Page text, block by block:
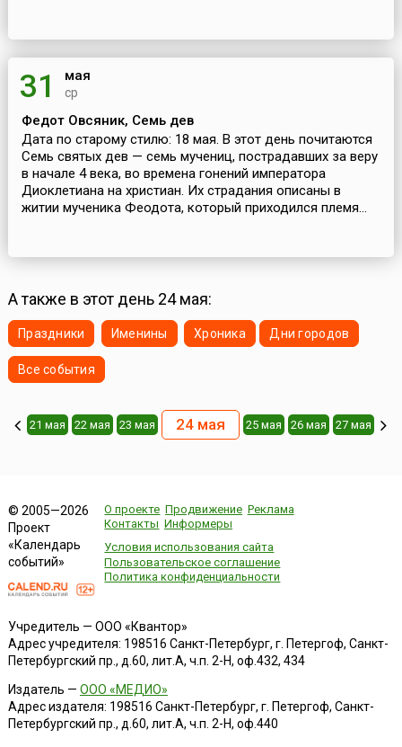
31 мая
ср
Федот Овсяник, Семь дев
Дата по старому стилю: 18 мая. В этот день почитаются
Семь святых дев — семь мучениц, пострадавших за веру
в начале 4 века, во времена гонений императора
Диоклетиана на христиан. Их страдания описаны в
житии мученика Феодота, который приходился племя...
А также в этот день 24 мая:
Праздники Именины Хроника Дни городов
Все события
21 мая 22 мая 23 мая 24 мая 25 мая 26 мая 27 мая
© 2005—2026
Проект
«Календарь
событий»
О проекте Продвижение Реклама
Контакты Информеры
Условия использования сайта
Пользовательское соглашение
Политика конфиденциальности
Учредитель — ООО «Квантор»
Адрес учредителя: 198516 Санкт-Петербург, г. Петергоф, Санкт-
Петербургский пр., д.60, лит.А, ч.п. 2-Н, оф.432, 434
Издатель — ООО «МЕДИО»
Адрес издателя: 198516 Санкт-Петербург, г. Петергоф, Санкт-
Петербургский пр., д.60, лит.А, ч.п. 2-Н, оф.440